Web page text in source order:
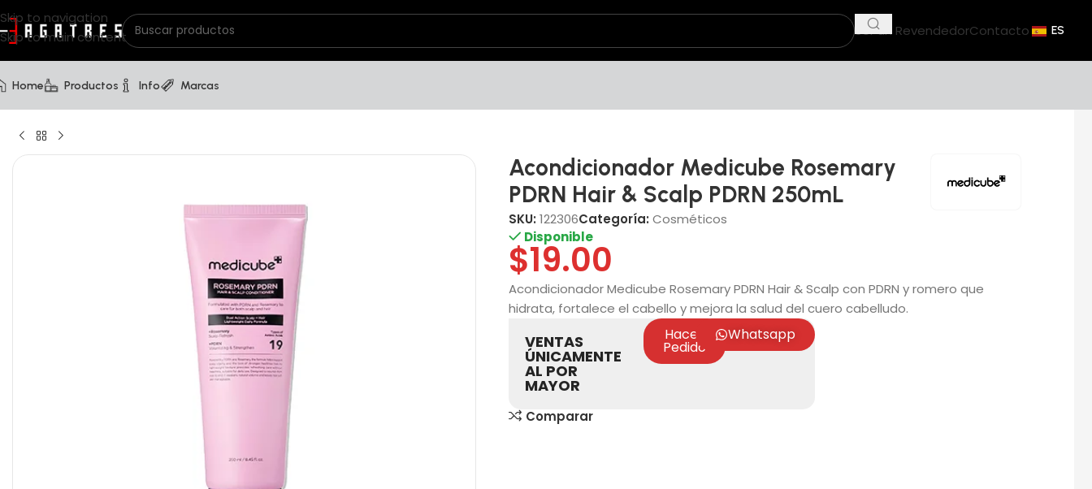
Skip to navigation
Skip to main content
Ser un RevendedorContacto ES
Home Productos Info Marcas
Acondicionador Medicube Rosemary
PDRN Hair & Scalp PDRN 250mL
SKU: 122306Categoría: Cosméticos
Disponible
$19.00
Acondicionador Medicube Rosemary PDRN Hair & Scalp con PDRN y romero que
hidrata, fortalece el cabello y mejora la salud del cuero cabelludo.
VENTAS
ÚNICAMENTE
AL POR
MAYOR
Hacer
Pedido
Whatsapp
Comparar